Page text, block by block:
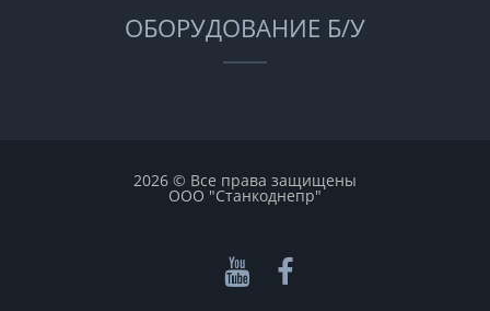
ОБОРУДОВАНИЕ Б/У
2026 © Все права защищены
ООО "Станкоднепр"